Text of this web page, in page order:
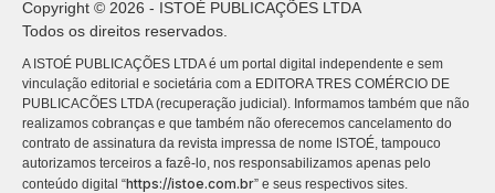
Copyright © 2026 - ISTOÉ PUBLICAÇÕES LTDA
Todos os direitos reservados.
A ISTOÉ PUBLICAÇÕES LTDA é um portal digital independente e sem
vinculação editorial e societária com a EDITORA TRES COMÉRCIO DE
PUBLICACÕES LTDA (recuperação judicial). Informamos também que não
realizamos cobranças e que também não oferecemos cancelamento do
contrato de assinatura da revista impressa de nome ISTOÉ, tampouco
autorizamos terceiros a fazê-lo, nos responsabilizamos apenas pelo
conteúdo digital “https://istoe.com.br” e seus respectivos sites.